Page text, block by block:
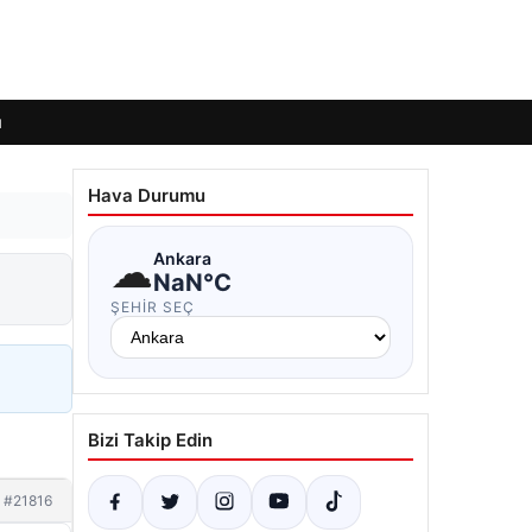
#21816
Hava Durumu
☁Ankara
NaN°C
ŞEHIR SEÇ
Bizi Takip Edin